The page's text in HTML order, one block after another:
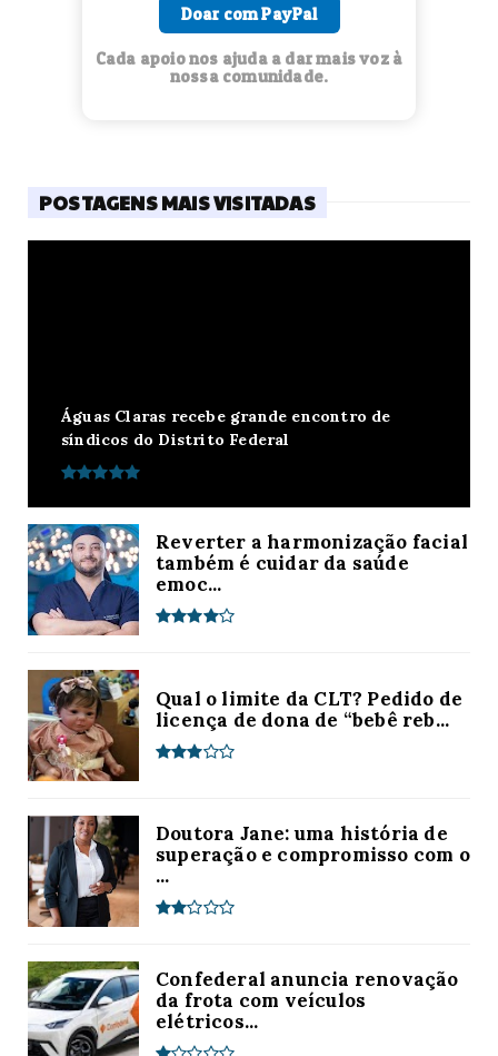
Doar com PayPal
Cada apoio nos ajuda a dar mais voz à
nossa comunidade.
POSTAGENS MAIS VISITADAS
Águas Claras recebe grande encontro de
síndicos do Distrito Federal
Reverter a harmonização facial
também é cuidar da saúde
emoc...
Qual o limite da CLT? Pedido de
licença de dona de “bebê reb...
Doutora Jane: uma história de
superação e compromisso com o
...
Confederal anuncia renovação
da frota com veículos
elétricos...